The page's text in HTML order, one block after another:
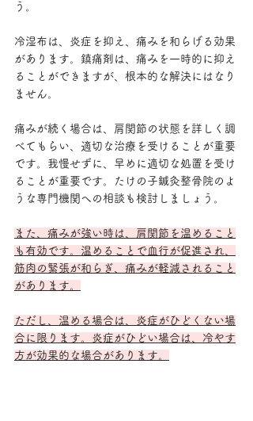
う。
冷湿布は、炎症を抑え、痛みを和らげる効果
があります。鎮痛剤は、痛みを一時的に抑え
ることができますが、根本的な解決にはなり
ません。
痛みが続く場合は、肩関節の状態を詳しく調
べてもらい、適切な治療を受けることが重要
です。我慢せずに、早めに適切な処置を受け
ることが重要です。たけの子鍼灸整骨院のよ
うな専門機関への相談も検討しましょう。
また、痛みが強い時は、肩関節を温めること
も有効です。温めることで血行が促進され、
筋肉の緊張が和らぎ、痛みが軽減されること
があります。
ただし、温める場合は、炎症がひどくない場
合に限ります。炎症がひどい場合は、冷やす
方が効果的な場合があります。